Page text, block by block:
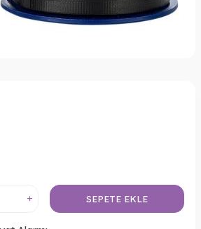
SEPETE EKLE